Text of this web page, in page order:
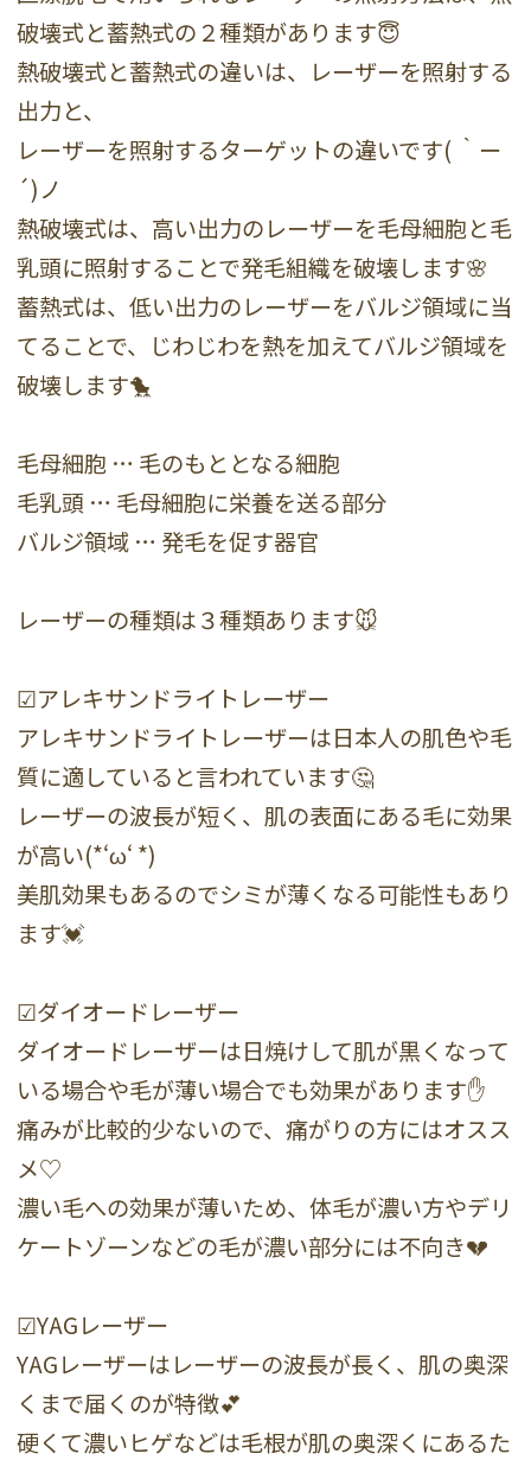
破壊式と蓄熱式の２種類があります😇
熱破壊式と蓄熱式の違いは、レーザーを照射する
出力と、
レーザーを照射するターゲットの違いです( ｀ー
´)ノ
熱破壊式は、高い出力のレーザーを毛母細胞と毛
乳頭に照射することで発毛組織を破壊します🌸
蓄熱式は、低い出力のレーザーをバルジ領域に当
てることで、じわじわを熱を加えてバルジ領域を
破壊します🐤
毛母細胞 … 毛のもととなる細胞
毛乳頭 … 毛母細胞に栄養を送る部分
バルジ領域 … 発毛を促す器官
レーザーの種類は３種類あります🐭
☑アレキサンドライトレーザー
アレキサンドライトレーザーは日本人の肌色や毛
質に適していると言われています🤔
レーザーの波長が短く、肌の表面にある毛に効果
が高い(*‘ω‘ *)
美肌効果もあるのでシミが薄くなる可能性もあり
ます💓
☑ダイオードレーザー
ダイオードレーザーは日焼けして肌が黒くなって
いる場合や毛が薄い場合でも効果があります✋
痛みが比較的少ないので、痛がりの方にはオスス
メ♡
濃い毛への効果が薄いため、体毛が濃い方やデリ
ケートゾーンなどの毛が濃い部分には不向き💔
☑YAGレーザー
YAGレーザーはレーザーの波長が長く、肌の奥深
くまで届くのが特徴💕
硬くて濃いヒゲなどは毛根が肌の奥深くにあるた